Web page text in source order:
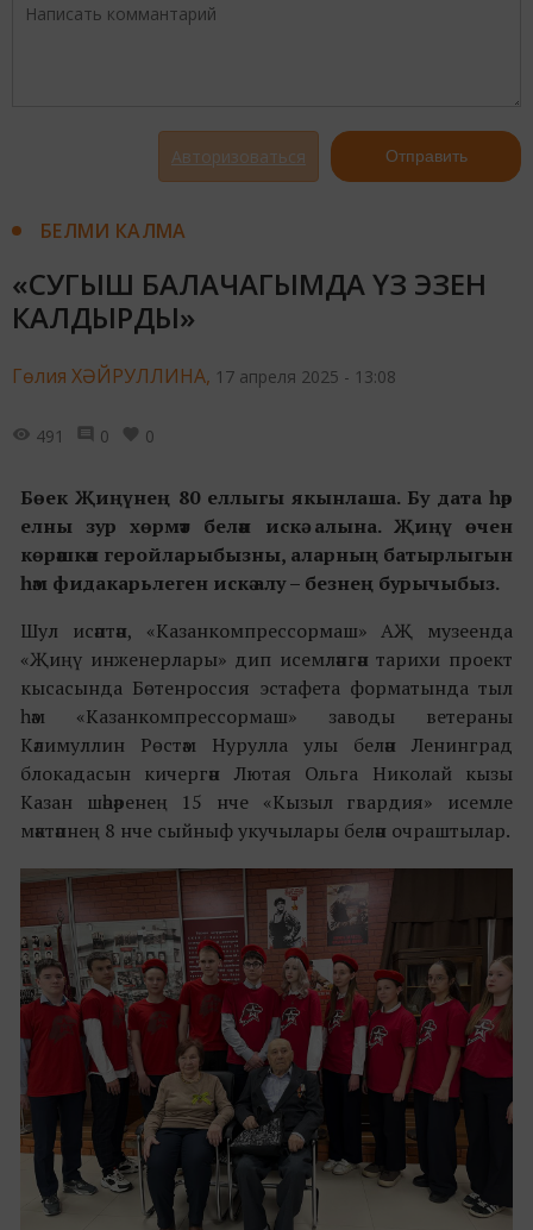
Авторизоваться Отправить
БЕЛМИ КАЛМА
«СУГЫШ БАЛАЧАГЫМДА ҮЗ ЭЗЕН
КАЛДЫРДЫ»
Гөлия ХӘЙРУЛЛИНА, 17 апреля 2025 - 13:08
491 0 0
Бөек Җиңүнең 80 еллыгы якынлаша. Бу дата һәр
елны зур хөрмәт белән искә алына. Җиңү өчен
көрәшкән геройларыбызны, аларның батырлыгын
һәм фидакарьлеген искә алу– безнең бурычыбыз.
Шул исәптән, «Казанкомпрессормаш» АҖ музеенда
«Җиңү инженерлары» дип исемләнгән тарихи проект
кысасында Бөтенроссия эстафета форматында тыл
һәм «Казанкомпрессормаш» заводы ветераны
Кәлимуллин Рөстәм Нурулла улы белән Ленинград
блокадасын кичергән Лютая Ольга Николай кызы
Казан шәһәренең 15 нче «Кызыл гвардия» исемле
мәктәпнең 8 нче сыйныф укучылары белән очраштылар.